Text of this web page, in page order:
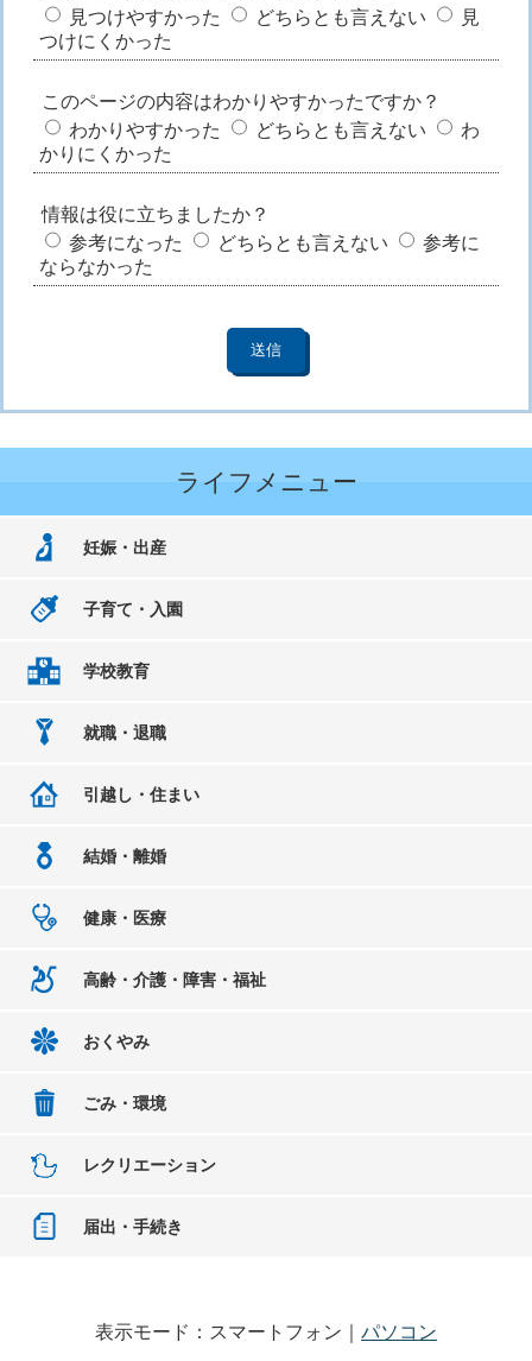
見つけやすかった
どちらとも言えない
見
つけにくかった
このページの内容はわかりやすかったですか？
わかりやすかった
どちらとも言えない
わ
かりにくかった
情報は役に立ちましたか？
参考になった
どちらとも言えない
参考に
ならなかった
ライフメニュー
妊娠・出産
子育て・入園
学校教育
就職・退職
引越し・住まい
結婚・離婚
健康・医療
高齢・介護・障害・福祉
おくやみ
ごみ・環境
レクリエーション
届出・手続き
表示モード：スマートフォン｜ パソコン